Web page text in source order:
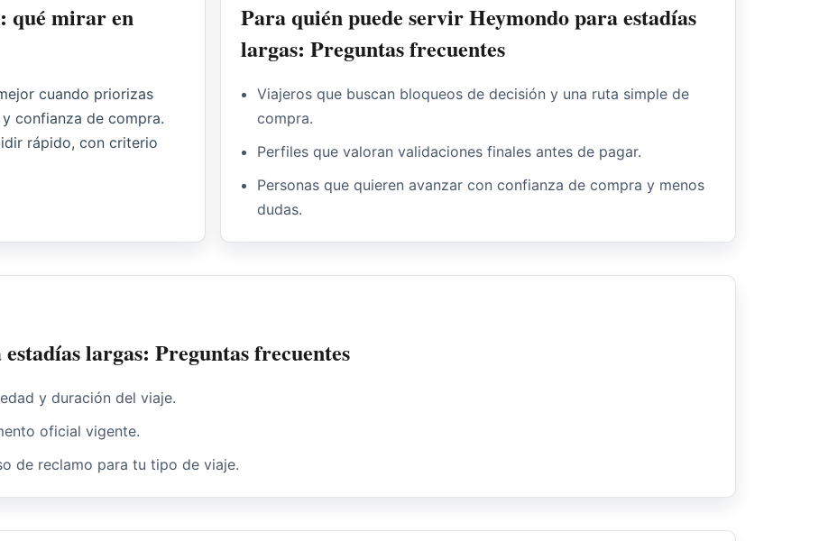
qué mirar en
cuando priorizas
confianza de compra.
rápido, con criterio
Para quién puede servir Heymondo para estadías
largas: Preguntas frecuentes
Viajeros que buscan bloqueos de decisión y una ruta simple de
compra.
Perfiles que valoran validaciones finales antes de pagar.
Personas que quieren avanzar con confianza de compra y menos
dudas.
largas: Preguntas frecuentes
y duración del viaje.
oficial vigente.
de reclamo para tu tipo de viaje.